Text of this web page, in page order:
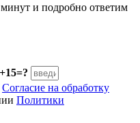
и подробно ответим
Согласие на обработку
Политики